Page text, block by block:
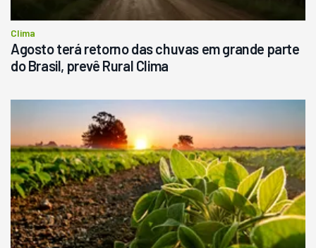
Clima
Agosto terá retorno das chuvas em grande parte
do Brasil, prevê Rural Clima